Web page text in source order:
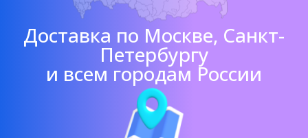
Доставка по Москве, Санкт-
Петербургу
и всем городам России